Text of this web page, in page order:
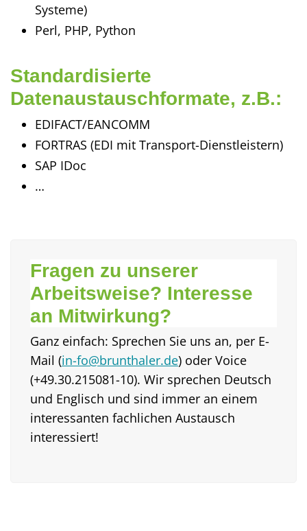
Systeme)
Perl, PHP, Python
Standardisierte
Datenaustauschformate, z.B.:
EDIFACT/EANCOMM
FORTRAS (EDI mit Transport-Dienstleistern)
SAP IDoc
…
Fragen zu unserer
Arbeitsweise? Interesse
an Mitwirkung?
Ganz einfach: Sprechen Sie uns an, per E-
Mail (in-fo@brunthaler.de) oder Voice
(+49.30.215081-10). Wir sprechen Deutsch
und Englisch und sind immer an einem
interessanten fachlichen Austausch
interessiert!